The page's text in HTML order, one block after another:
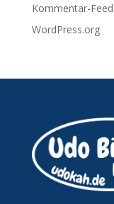
Kommentar-Feed
WordPress.org